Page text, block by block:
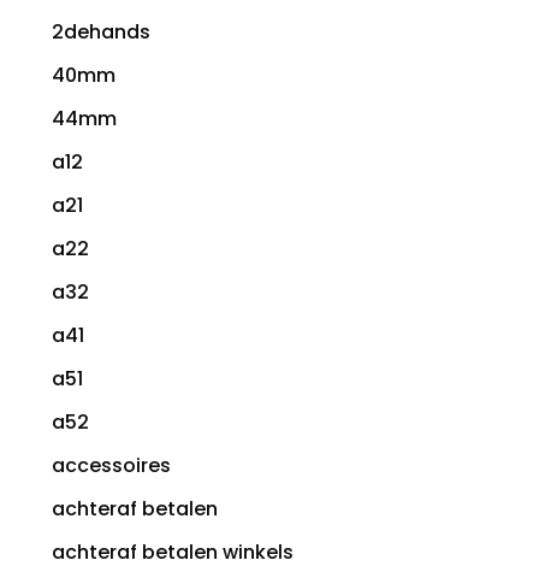
2dehands
40mm
44mm
a12
a21
a22
a32
a41
a51
a52
accessoires
achteraf betalen
achteraf betalen winkels